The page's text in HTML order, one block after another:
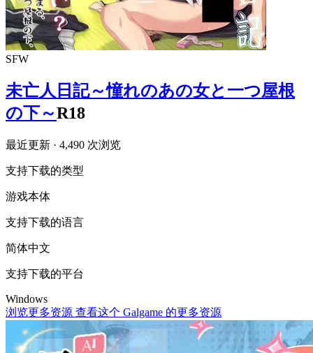
SFW
未亡人日記～憧れのあの女と一つ屋根
の下～R18
最近更新 · 4,490 次浏览
支持下载的类型
游戏本体
支持下载的语言
简体中文
支持下载的平台
Windows
浏览更多资源 查看这个 Galgame 的更多资源